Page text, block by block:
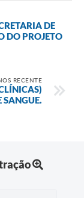
DE
DO PROJETO
RECENTE
SANGUE.